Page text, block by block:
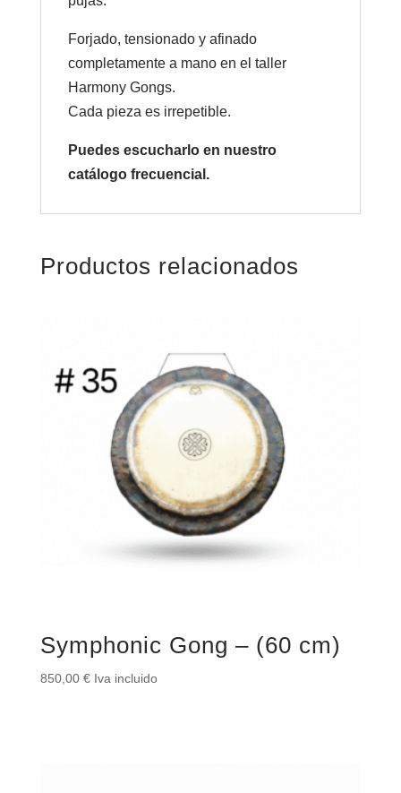
Forjado, tensionado y afinado
completamente a mano en el taller
Harmony Gongs.
Cada pieza es irrepetible.
Puedes escucharlo en nuestro
catálogo frecuencial.
Productos relacionados
Symphonic Gong – (60 cm)
850,00 € Iva incluido